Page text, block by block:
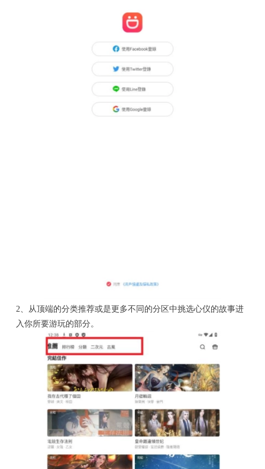
2、从顶端的分类推荐或是更多不同的分区中挑选心仪的故事进
入你所要游玩的部分。